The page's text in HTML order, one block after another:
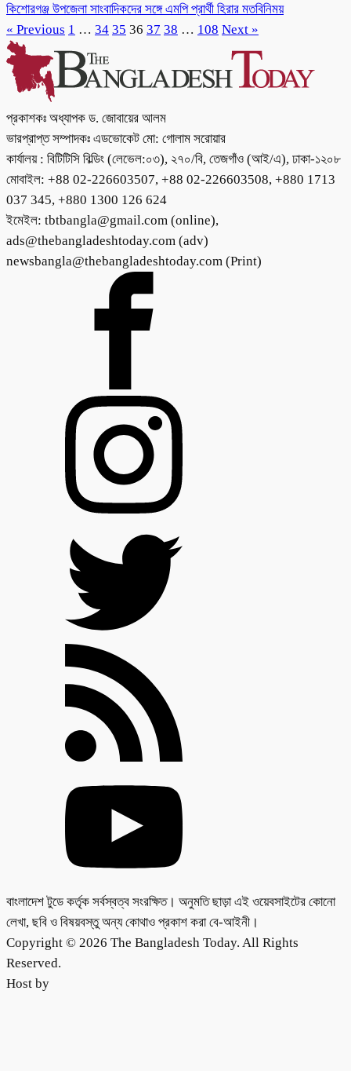
কিশোরগঞ্জ উপজেলা সাংবাদিকদের সঙ্গে এমপি প্রার্থী হিরার মতবিনিময়
« Previous 1 … 34 35 36 37 38 … 108 Next »
প্রকাশকঃ অধ্যাপক ড. জোবায়ের আলম
ভারপ্রাপ্ত সম্পাদকঃ এডভোকেট মো: গোলাম সরোয়ার
কার্যালয় : বিটিটিসি বিল্ডিং (লেভেল:০৩), ২৭০/বি, তেজগাঁও (আই/এ), ঢাকা-১২০৮
মোবাইল: +88 02-226603507, +88 02-226603508, +880 1713
037 345, +880 1300 126 624
ইমেইল: tbtbangla@gmail.com (online),
ads@thebangladeshtoday.com (adv)
newsbangla@thebangladeshtoday.com (Print)
বাংলাদেশ টুডে কর্তৃক সর্বস্বত্ব সংরক্ষিত। অনুমতি ছাড়া এই ওয়েবসাইটের কোনো
লেখা, ছবি ও বিষয়বস্তু অন্য কোথাও প্রকাশ করা বে-আইনী।
Copyright © 2026 The Bangladesh Today. All Rights
Reserved.
Host by